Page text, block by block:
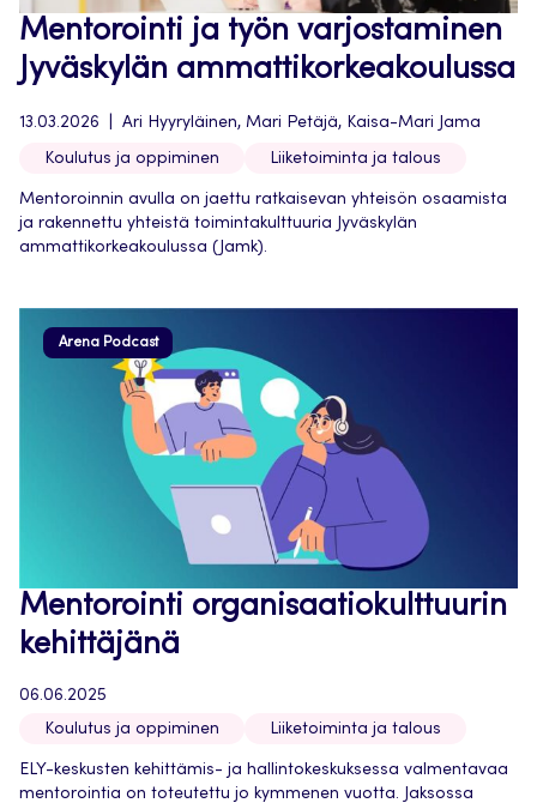
Mentorointi ja työn varjostaminen
Jyväskylän ammattikorkeakoulussa
13.03.2026 Ari Hyyryläinen, Mari Petäjä, Kaisa-Mari Jama
Koulutus ja oppiminen Liiketoiminta ja talous
Mentoroinnin avulla on jaettu ratkaisevan yhteisön osaamista
ja rakennettu yhteistä toimintakulttuuria Jyväskylän
ammattikorkeakoulussa (Jamk).
Arena Podcast
Mentorointi organisaatiokulttuurin
kehittäjänä
06.06.2025
Koulutus ja oppiminen
Liiketoiminta ja talous
ELY-keskusten kehittämis- ja hallintokeskuksessa valmentavaa
mentorointia on toteutettu jo kymmenen vuotta. Jaksossa